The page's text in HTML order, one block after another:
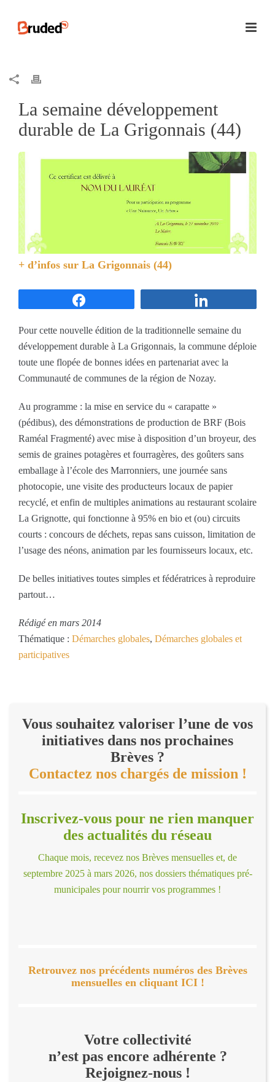
La semaine développement
durable de La Grigonnais (44)
+ d’infos sur La Grigonnais (44)
Pour cette nouvelle édition de la traditionnelle semaine du
développement durable à La Grigonnais, la commune déploie
toute une flopée de bonnes idées en partenariat avec la
Communauté de communes de la région de Nozay.
Au programme : la mise en service du « carapatte »
(pédibus), des démonstrations de production de BRF (Bois
Raméal Fragmenté) avec mise à disposition d’un broyeur, des
semis de graines potagères et fourragères, des goûters sans
emballage à l’école des Marronniers, une journée sans
photocopie, une visite des producteurs locaux de papier
recyclé, et enfin de multiples animations au restaurant scolaire
La Grignotte, qui fonctionne à 95% en bio et (ou) circuits
courts : concours de déchets, repas sans cuisson, limitation de
l’usage des néons, animation par les fournisseurs locaux, etc.
De belles initiatives toutes simples et fédératrices à reproduire
partout…
Rédigé en mars 2014
Thématique : Démarches globales, Démarches globales et
participatives
Vous souhaitez valoriser l’une de vos
initiatives dans nos prochaines
Brèves ?
Contactez nos chargés de mission !
Inscrivez-vous pour ne rien manquer
des actualités du réseau
Chaque mois, recevez nos Brèves mensuelles et, de
septembre 2025 à mars 2026, nos dossiers thématiques pré-
municipales pour nourrir vos programmes !
Retrouvez nos précédents numéros des Brèves
mensuelles en cliquant ICI !
Votre collectivité
n’est pas encore adhérente ?
Rejoignez-nous !